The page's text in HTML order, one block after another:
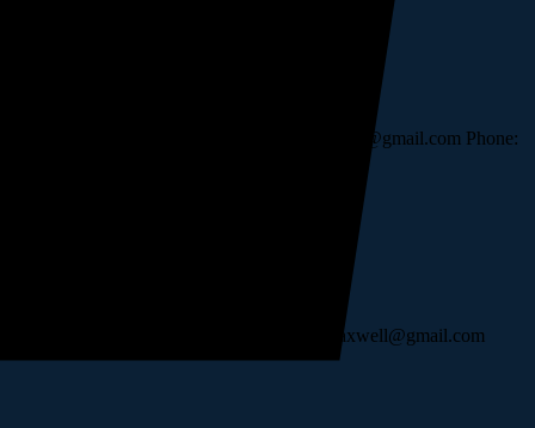
Experience: 10 Years Email: john.maxwell@gmail.com Phone:
Experience: 10 Years Email: john.maxwell@gmail.com